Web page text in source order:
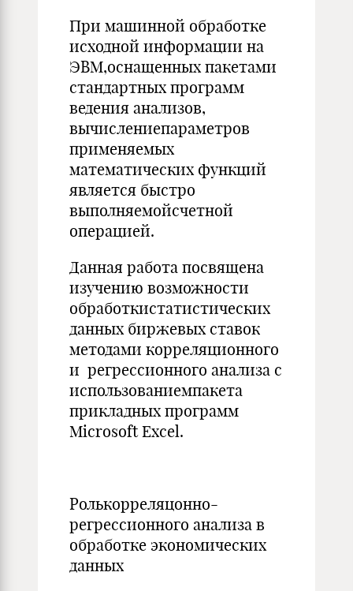
При машинной обработке
исходной информации на
ЭВМ,оснащенных пакетами
стандартных программ
ведения анализов,
вычислениепараметров
применяемых
математических функций
является быстро
выполняемойсчетной
операцией.
Данная работа посвящена
изучению возможности
обработкистатистических
данных биржевых ставок
методами корреляционного
и регрессионного анализа с
использованиемпакета
прикладных программ
Microsoft Excel.
Ролькорреляцонно-
регрессионного анализа в
обработке экономических
данных